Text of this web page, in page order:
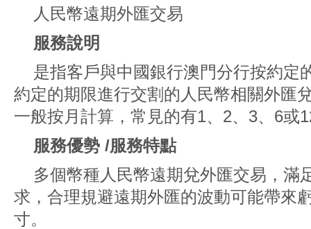
人民幣遠期外匯交易
服務說明
是指客戶與中國銀行澳門分行按約定
約定的期限進行交割的人民幣相關外匯
一般按月計算，常見的有1、2、3、6或
服務優勢 /服務特點
多個幣種人民幣遠期兌外匯交易，滿
求，合理規避遠期外匯的波動可能帶來
寸。